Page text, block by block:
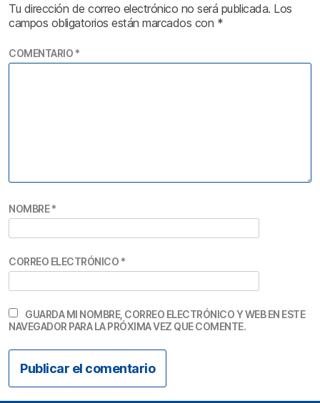
Tu dirección de correo electrónico no será publicada. Los
campos obligatorios están marcados con *
COMENTARIO *
NOMBRE*
CORREO ELECTRÓNICO *
GUARDA MI NOMBRE, CORREO ELECTRÓNICO Y WEB EN ESTE
NAVEGADOR PARA LA PRÓXIMA VEZ QUE COMENTE.